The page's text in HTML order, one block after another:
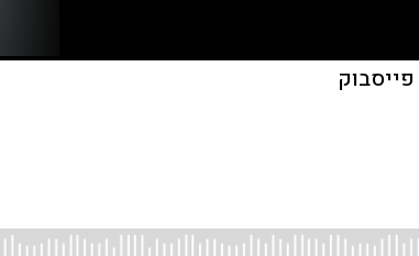
פייסבוק